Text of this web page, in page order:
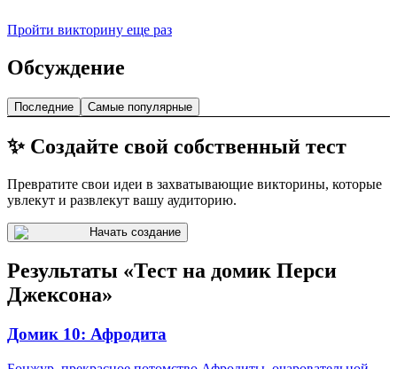
Пройти викторину еще раз
Обсуждение
Последние Самые популярные
✨ Создайте свой собственный тест
Превратите свои идеи в захватывающие викторины, которые
увлекут и развлекут вашу аудиторию.
Начать создание
Результаты «Тест на домик Перси
Джексона»
Домик 10: Афродита